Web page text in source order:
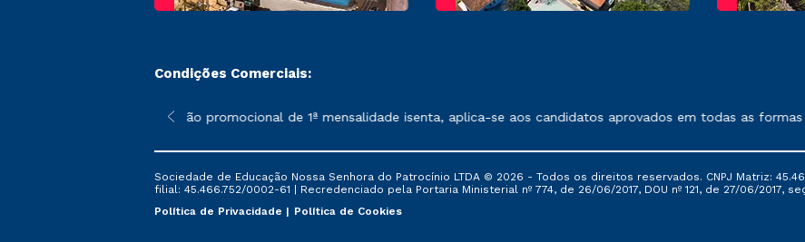
Condições Comerciais:
sofrer alterações nos períodos de rematrícula conforme exposto no contrato de prestação de serviços.
*A condição promocional de 1ª mensalidade isenta, aplica-se aos candidatos aprovados em todas as
Sociedade de Educação Nossa Senhora do Patrocínio LTDA © 2026 - Todos os direitos reservados. CNPJ Matriz:
filial: 45.466.752/0002-61 | Recredenciado pela Portaria Ministerial nº 774, de 26/06/2017, DOU nº 121, de 27/06/2017,
Política de Privacidade
Política de Cookies